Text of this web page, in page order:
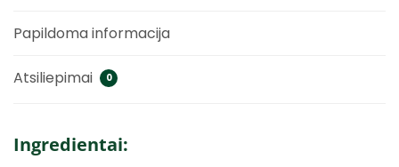
Papildoma informacija
Atsiliepimai 0
Ingredientai: